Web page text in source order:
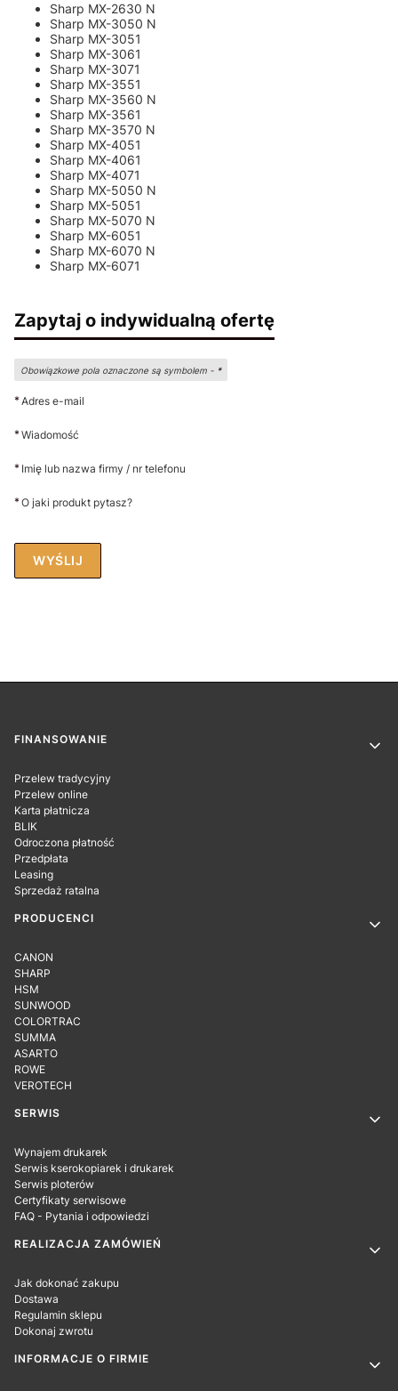
Sharp MX-2630 N
Sharp MX-3050 N
Sharp MX-3051
Sharp MX-3061
Sharp MX-3071
Sharp MX-3551
Sharp MX-3560 N
Sharp MX-3561
Sharp MX-3570 N
Sharp MX-4051
Sharp MX-4061
Sharp MX-4071
Sharp MX-5050 N
Sharp MX-5051
Sharp MX-5070 N
Sharp MX-6051
Sharp MX-6070 N
Sharp MX-6071
Zapytaj o indywidualną ofertę
Obowiązkowe pola oznaczone są symbolem - *
*Adres e-mail
*Wiadomość
* Imię lub nazwa firmy / nr telefonu
*O jaki produkt pytasz?
WYŚLIJ
Linki w stopce
FINANSOWANIE
Przelew tradycyjny
Przelew online
Karta płatnicza
BLIK
Odroczona płatność
Przedpłata
Leasing
Sprzedaż ratalna
PRODUCENCI
CANON
SHARP
HSM
SUNWOOD
COLORTRAC
SUMMA
ASARTO
ROWE
VEROTECH
SERWIS
Wynajem drukarek
Serwis kserokopiarek i drukarek
Serwis ploterów
Certyfikaty serwisowe
FAQ - Pytania i odpowiedzi
REALIZACJA ZAMÓWIEŃ
Jak dokonać zakupu
Dostawa
Regulamin sklepu
Dokonaj zwrotu
INFORMACJE O FIRMIE